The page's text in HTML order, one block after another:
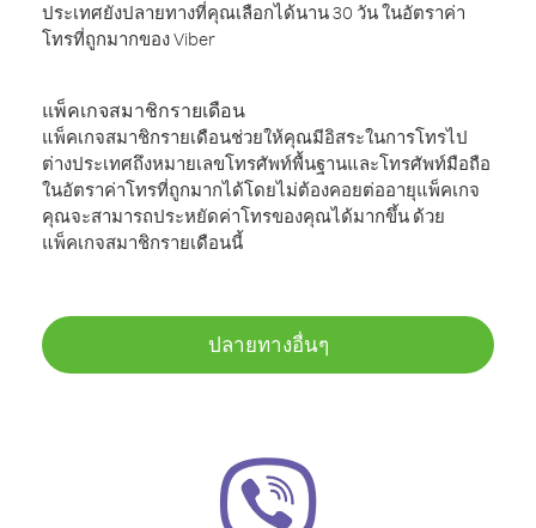
ประเทศยังปลายทางที่คุณเลือกได้นาน 30 วัน ในอัตราค่า
โทรที่ถูกมากของ Viber
แพ็คเกจสมาชิกรายเดือน
แพ็คเกจสมาชิกรายเดือนช่วยให้คุณมีอิสระในการโทรไป
ต่างประเทศถึงหมายเลขโทรศัพท์พื้นฐานและโทรศัพท์มือถือ
ในอัตราค่าโทรที่ถูกมากได้โดยไม่ต้องคอยต่ออายุแพ็คเกจ
คุณจะสามารถประหยัดค่าโทรของคุณได้มากขึ้น ด้วย
แพ็คเกจสมาชิกรายเดือนนี้
ปลายทางอื่นๆ